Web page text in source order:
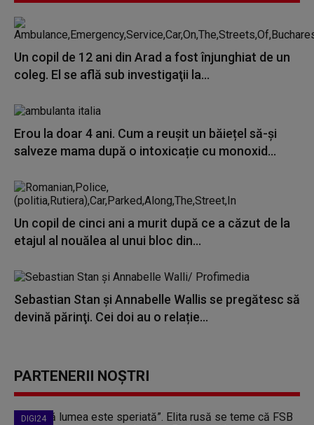
Un copil de 12 ani din Arad a fost înjunghiat de un
coleg. El se află sub investigaţii la...
Erou la doar 4 ani. Cum a reușit un băiețel să-și
salveze mama după o intoxicație cu monoxid...
Un copil de cinci ani a murit după ce a căzut de la
etajul al nouălea al unui bloc din...
Sebastian Stan şi Annabelle Wallis se pregătesc să
devină părinţi. Cei doi au o relație...
PARTENERII NOȘTRI
DIGI24